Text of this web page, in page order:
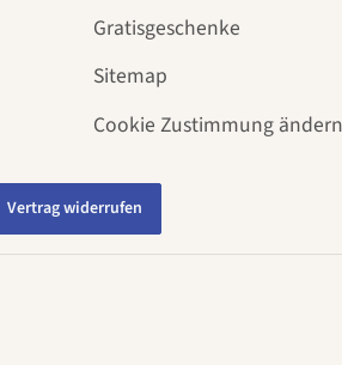
Gratisgeschenke
Sitemap
Cookie Zustimmung ändern
Vertrag widerrufen